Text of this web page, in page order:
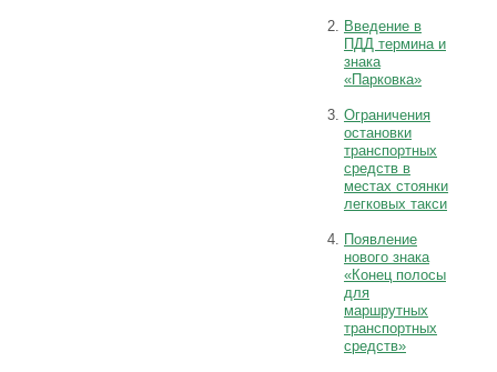
Введение в
ПДД термина и
знака
«Парковка»
Ограничения
остановки
транспортных
средств в
местах стоянки
легковых такси
Появление
нового знака
«Конец полосы
для
маршрутных
транспортных
средств»